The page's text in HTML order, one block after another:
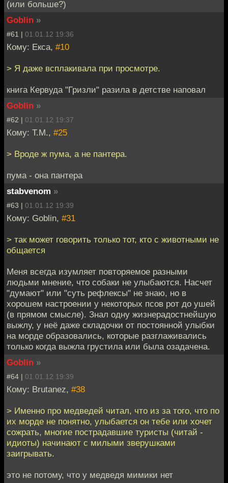
(или больше?)
Goblin »
#61 | 01.01.12 19:36
Кому: Екса, #10
> Я даже всплакивала при просмотре.
книга Кервуда "Гризли" разила в детстве наповал
Goblin »
#62 | 01.01.12 19:37
Кому: T.M., #25
> Вроде ж пума, а не пантера.
пума - она пантера
stabvenom »
#63 | 01.01.12 19:39
Кому: Goblin, #31
> так может говорить только тот, кто с животными не
общается
Меня всегда изумляет повторяемое разными
людьми мнение, что собаки не улыбаются. Насчет
"думают" или "суть рефлексы" не знаю, но в
хорошем настроении у некоторых псов рот до ушей
(в прямом смысле). Знал одну жизнерадостнейшую
выжлу, у неё даже складочки от постоянной улыбки
на морде образовались, которые разглаживались
только когда выжла грустила или была озадачена.
Goblin »
#64 | 01.01.12 19:39
Кому: Brutanez, #38
> Именно про медведей читал, что из за того, что по
их морде не понятно, улыбается он тебе или хочет
сожрать, многие пострадавшие туристы (читай -
идиоты) начинают с милыми зверушками
заигрывать.
это не потому, что у медведя мимики нет